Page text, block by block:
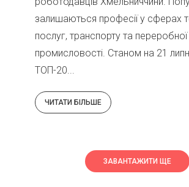
залишаються професії у сферах
послуг, транспорту та переробної
промисловості. Станом на 21
ТОП-20...
ЧИТАТИ БІЛЬШЕ
ЗАВАНТАЖИТИ ЩЕ